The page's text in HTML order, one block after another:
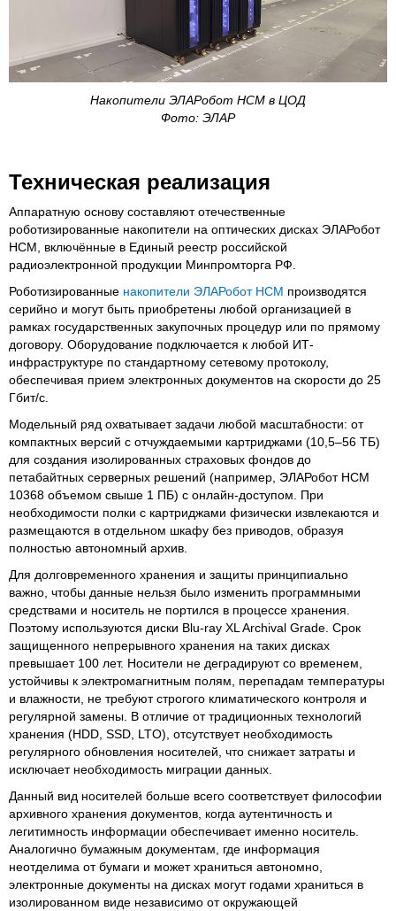
Накопители ЭЛАРобот НСМ в ЦОД
Фото: ЭЛАР
Техническая реализация
Аппаратную основу составляют отечественные
роботизированные накопители на оптических дисках ЭЛАРобот
НСМ, включённые в Единый реестр российской
радиоэлектронной продукции Минпромторга РФ.
Роботизированные накопители ЭЛАРобот НСМ производятся
серийно и могут быть приобретены любой организацией в
рамках государственных закупочных процедур или по прямому
договору. Оборудование подключается к любой ИТ-
инфраструктуре по стандартному сетевому протоколу,
обеспечивая прием электронных документов на скорости до 25
Гбит/с.
Модельный ряд охватывает задачи любой масштабности: от
компактных версий с отчуждаемыми картриджами (10,5–56 ТБ)
для создания изолированных страховых фондов до
петабайтных серверных решений (например, ЭЛАРобот НСМ
10368 объемом свыше 1 ПБ) с онлайн-доступом. При
необходимости полки с картриджами физически извлекаются и
размещаются в отдельном шкафу без приводов, образуя
полностью автономный архив.
Для долговременного хранения и защиты принципиально
важно, чтобы данные нельзя было изменить программными
средствами и носитель не портился в процессе хранения.
Поэтому используются диски Blu-ray XL Archival Grade. Срок
защищенного непрерывного хранения на таких дисках
превышает 100 лет. Носители не деградируют со временем,
устойчивы к электромагнитным полям, перепадам температуры
и влажности, не требуют строгого климатического контроля и
регулярной замены. В отличие от традиционных технологий
хранения (HDD, SSD, LTO), отсутствует необходимость
регулярного обновления носителей, что снижает затраты и
исключает необходимость миграции данных.
Данный вид носителей больше всего соответствует философии
архивного хранения документов, когда аутентичность и
легитимность информации обеспечивает именно носитель.
Аналогично бумажным документам, где информация
неотделима от бумаги и может храниться автономно,
электронные документы на дисках могут годами храниться в
изолированном виде независимо от окружающей